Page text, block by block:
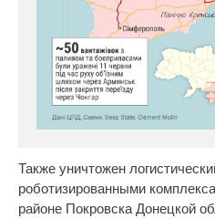
Также уничтожен
роботизированными
районе Покровска Донецкой